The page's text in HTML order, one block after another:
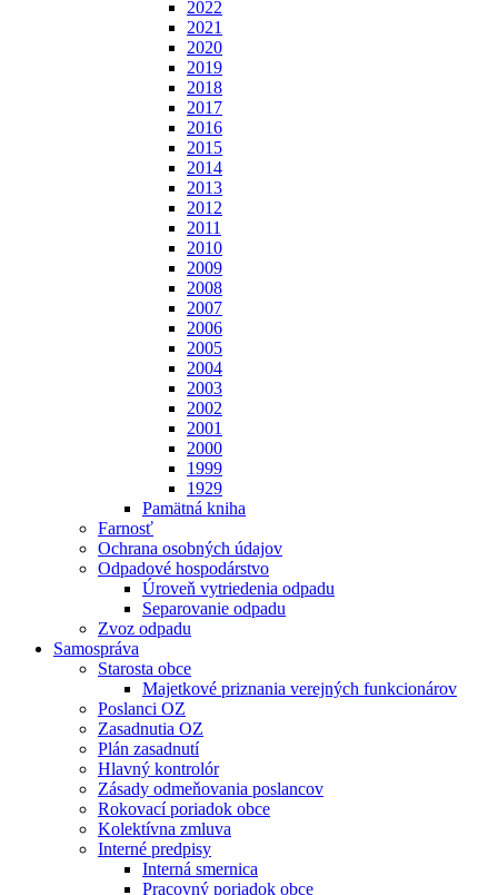
2022
2021
2020
2019
2018
2017
2016
2015
2014
2013
2012
2011
2010
2009
2008
2007
2006
2005
2004
2003
2002
2001
2000
1999
1929
Pamätná kniha
Farnosť
Ochrana osobných údajov
Odpadové hospodárstvo
Úroveň vytriedenia odpadu
Separovanie odpadu
Zvoz odpadu
Samospráva
Starosta obce
Majetkové priznania verejných funkcionárov
Poslanci OZ
Zasadnutia OZ
Plán zasadnutí
Hlavný kontrolór
Zásady odmeňovania poslancov
Rokovací poriadok obce
Kolektívna zmluva
Interné predpisy
Interná smernica
Pracovný poriadok obce